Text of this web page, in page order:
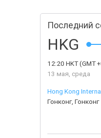
Последний
HKG
12:20 HKT(GMT
13 мая, среда
Hong Kong
Гонконг, Гонконг